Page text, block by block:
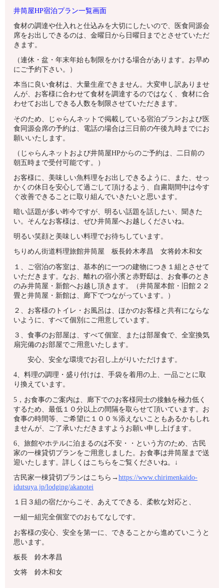
井筒屋HP宿泊プラン一覧画面
食材の調達や仕入れと仕込みを大切にしたいので、医食同源会
席をお出しできるのは、金曜日から日曜日までとさせていただ
きます。
（連休・盆・年末年始も制限をかける場合があります。お早め
にご予約下さい。）
本当に良い食材は、大量生産できません。大変申し訳ありませ
んが、お客様に合わせて食材を調達するのではなく、食材に合
わせてお出しできる人数を制限させていただきます。
そのため、じゃらんネットで掲載している宿泊プランおよび医
食同源会席の予約は、電話の場合は三日前の午後九時までにお
願いいたします。
（じゃらんネットおよび井筒屋HPからのご予約は、二日前の
朝五時まで受付可能です。）
お客様に、美味しい魚料理をお出しできるように、また、せっ
かくの休日を安心して過ごして頂けるよう、自粛期間中は今す
ぐ改善できることに取り組んでいきたいと思います。
暗い話題が多い昨今ですが、明るい話題を話したい、聞きた
い。そんなお客様は、ぜひ井筒屋へお越しくださいね。
明るい笑顔と美味しい料理でお待ちしています。
ちりめん街道料理旅館井筒屋 板長鈴木孝昌 女将鈴木和女
１、ご宿泊の客室は、基本的に一つの建物につき１組とさせて
いただきます。なお、離れの宿小濱と赤野邸は、お食事のとき
のみ井筒屋・新館へお越し頂きます。（井筒屋本館・旧館２２
畳と井筒屋・新館は、廊下でつながっています。）
２、お客様のトイレ・お風呂は、ほかのお客様と共有にならな
いように、すべて個別にご用意しています。
３、食事のお部屋は、すべて個室、または部屋食で、全室換気
扇完備のお部屋でご用意いたします。
安心、安全な環境でお召し上がりいただけます。
4、料理の調理・盛り付けは、手袋を着用の上、一品ごとに取
り換えています。
5，お食事のご案内は、廊下でのお客様同士の接触を極力低く
するため、最低１０分以上の間隔を取らせて頂いています。お
食事の時間等、ご希望に１００％添えないこともあるかもしれ
ませんが、ご了承いただきますようお願い申し上げます。
6、旅館やホテルに泊まるのは不安・・という方のため、古民
家の一棟貸切プランをご用意しました。お食事は井筒屋まで送
迎いたします。詳しくはこちらをご覧くださいね。↓
古民家一棟貸切プランはこちら→https://www.chirimenkaido-
idutsuya.jp/lodging/akanotei
１日３組の宿だからこそ、あえてできる、柔軟な対応と、
一組一組完全個室でのおもてなしです。
お客様の安心、安全を第一に、できることから進めていこうと
思います。
板長 鈴木孝昌
女将 鈴木和女